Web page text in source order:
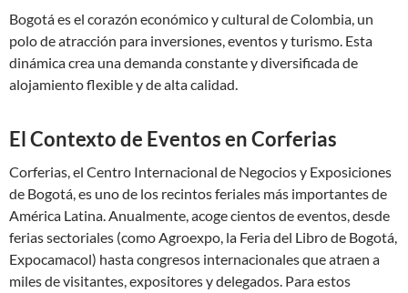
Bogotá es el corazón económico y cultural de Colombia, un
polo de atracción para inversiones, eventos y turismo. Esta
dinámica crea una demanda constante y diversificada de
alojamiento flexible y de alta calidad.
El Contexto de Eventos en Corferias
Corferias, el Centro Internacional de Negocios y Exposiciones
de Bogotá, es uno de los recintos feriales más importantes de
América Latina. Anualmente, acoge cientos de eventos, desde
ferias sectoriales (como Agroexpo, la Feria del Libro de Bogotá,
Expocamacol) hasta congresos internacionales que atraen a
miles de visitantes, expositores y delegados. Para estos